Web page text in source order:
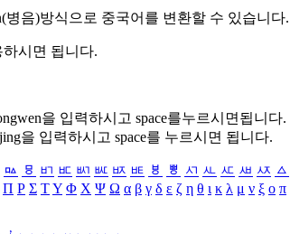
병음)방식으로 중국어를 변환할 수 있습니다.
시면 됩니다.
을 입력하시고 space를누르시면됩니다.
을 입력하시고 space를 누르시면 됩니다.
ㅰ ㅱ ㅲ ㅳ ㅴ ㅵ ㅶ ㅷ ㅸ ㅹ ㅺ ㅻ ㅼ ㅽ ㅾ ㅿ
Π Ρ Σ ΤΥ Φ Χ Ψ Ω α β γ δ ε ζ η θ ι κ λ μ ν ξ ο π